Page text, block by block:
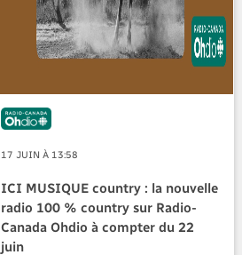
17 JUIN À 13:58
ICI MUSIQUE country : la nouvelle
radio 100 % country sur Radio-
Canada Ohdio à compter du 22
juin